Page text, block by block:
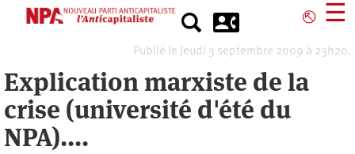
⎋ ☰
Publié le Jeudi 3 septembre 2009 à 23h20.
Explication marxiste de la
crise (université d'été du
NPA)....